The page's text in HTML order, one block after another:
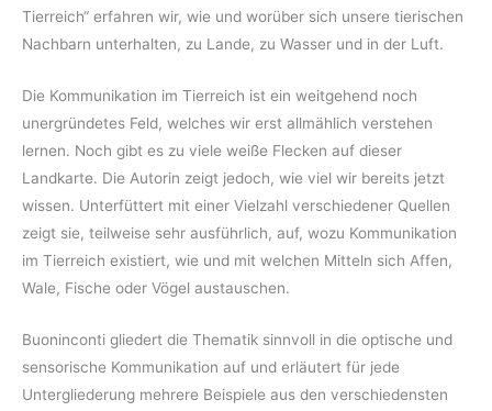
Tierreich“ erfahren wir, wie und worüber sich unsere tierischen
Nachbarn unterhalten, zu Lande, zu Wasser und in der Luft.
Die Kommunikation im Tierreich ist ein weitgehend noch
unergründetes Feld, welches wir erst allmählich verstehen
lernen. Noch gibt es zu viele weiße Flecken auf dieser
Landkarte. Die Autorin zeigt jedoch, wie viel wir bereits jetzt
wissen. Unterfüttert mit einer Vielzahl verschiedener Quellen
zeigt sie, teilweise sehr ausführlich, auf, wozu Kommunikation
im Tierreich existiert, wie und mit welchen Mitteln sich Affen,
Wale, Fische oder Vögel austauschen.
Buoninconti gliedert die Thematik sinnvoll in die optische und
sensorische Kommunikation auf und erläutert für jede
Untergliederung mehrere Beispiele aus den verschiedensten